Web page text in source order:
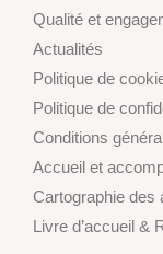
Qualité et
Actualités
Politique de
Politique de
Conditions
Accueil et
Cartographie des
Livre d’accueil &